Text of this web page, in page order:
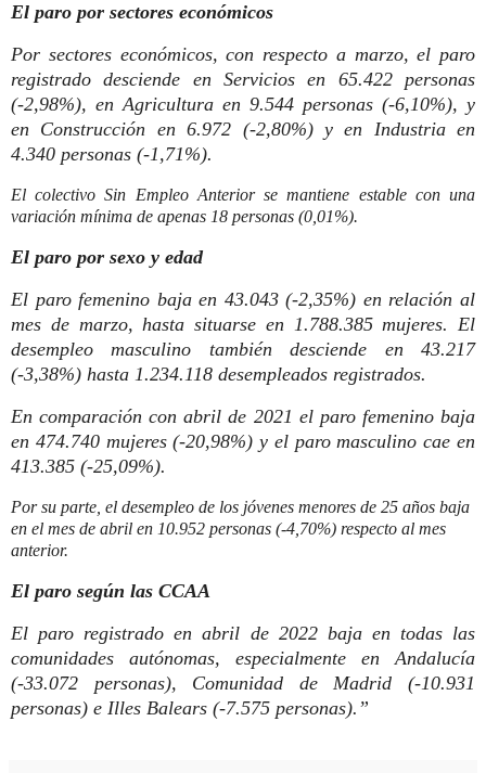
El paro por sectores económicos
Por sectores económicos, con respecto a marzo, el paro
registrado desciende en Servicios en 65.422 personas
(-2,98%), en Agricultura en 9.544 personas (-6,10%), y
en Construcción en 6.972 (-2,80%) y en Industria en
4.340 personas (-1,71%).
El colectivo Sin Empleo Anterior se mantiene estable con una
variación mínima de apenas 18 personas (0,01%).
El paro por sexo y edad
El paro femenino baja en 43.043 (-2,35%) en relación al
mes de marzo, hasta situarse en 1.788.385 mujeres. El
desempleo masculino también desciende en 43.217
(-3,38%) hasta 1.234.118 desempleados registrados.
En comparación con abril de 2021 el paro femenino baja
en 474.740 mujeres (-20,98%) y el paro masculino cae en
413.385 (-25,09%).
Por su parte, el desempleo de los jóvenes menores de 25 años baja
en el mes de abril en 10.952 personas (-4,70%) respecto al mes
anterior.
El paro según las CCAA
El paro registrado en abril de 2022 baja en todas las
comunidades autónomas, especialmente en Andalucía
(-33.072 personas), Comunidad de Madrid (-10.931
personas) e Illes Balears (-7.575 personas).”